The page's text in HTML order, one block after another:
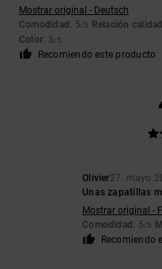
Mostrar original - Deutsch
Comodidad : 5/5 Relación
Color: 5/5
Recomiendo este producto
Olivier27. mayo
Unas zapatillas
Mostrar original -
Comodidad : 5/5
Recomiendo